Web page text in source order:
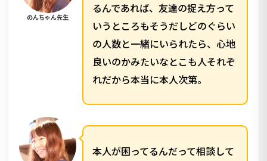
のんちゃん先生
るんであれば、友達の捉え方って
いうところもそうだしどのぐらい
の人数と一緒にいられたら、心地
良いのかみたいなとこも人それぞ
れだから本当に本人次第。
本人が困ってるんだって相談して